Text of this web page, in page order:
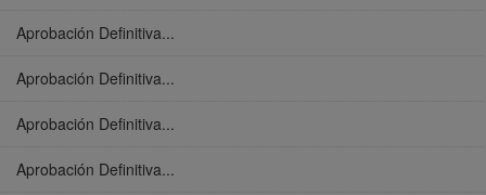
Aprobación Definitiva...
Aprobación Definitiva...
Aprobación Definitiva...
Aprobación Definitiva...